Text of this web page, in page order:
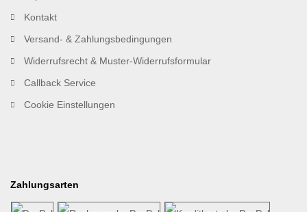
Kontakt
Versand- & Zahlungsbedingungen
Widerrufsrecht & Muster-Widerrufsformular
Callback Service
Cookie Einstellungen
Zahlungsarten